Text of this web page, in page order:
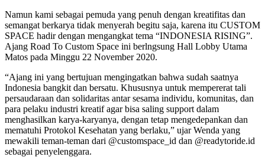
Namun kami sebagai pemuda yang penuh dengan kreatifitas dan
semangat berkarya tidak menyerah begitu saja, karena itu CUSTOM
SPACE hadir dengan mengangkat tema “INDONESIA RISING”.
Ajang Road To Custom Space ini berlngsung Hall Lobby Utama
Matos pada Minggu 22 November 2020.
“Ajang ini yang bertujuan mengingatkan bahwa sudah saatnya
Indonesia bangkit dan bersatu. Khususnya untuk mempererat tali
persaudaraan dan solidaritas antar sesama individu, komunitas, dan
para pelaku industri kreatif agar bisa saling support dalam
menghasilkan karya-karyanya, dengan tetap mengedepankan dan
mematuhi Protokol Kesehatan yang berlaku,” ujar Wenda yang
mewakili teman-teman dari @customspace_id dan @readytoride.id
sebagai penyelenggara.